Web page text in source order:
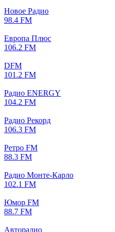
Новое Радио
98.4 FM
Европа Плюс
106.2 FM
DFM
101.2 FM
Радио ENERGY
104.2 FM
Радио Рекорд
106.3 FM
Ретро FM
88.3 FM
Радио Монте-Карло
102.1 FM
Юмор FM
88.7 FM
Авторадио